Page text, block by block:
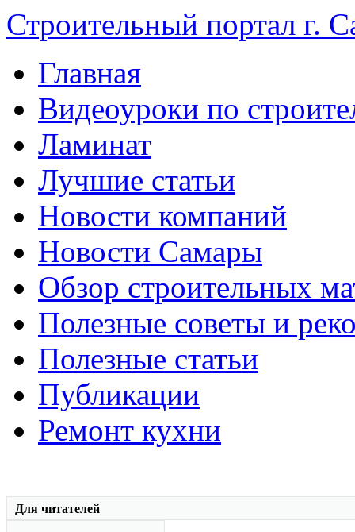
Строительный портал г.
Главная
Видеоуроки по
Ламинат
Лучшие статьи
Новости компаний
Новости Самары
Обзор строительных
Полезные советы и
Полезные статьи
Публикации
Ремонт кухни
Для читателей